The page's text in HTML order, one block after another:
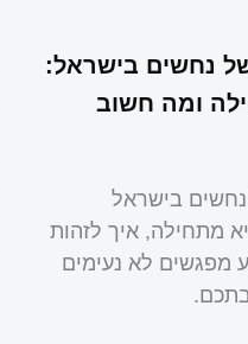
נחשים בישראל:
ומה חשוב
בישראל
מתחילה, איך לזהות
מפגשים לא נעימים